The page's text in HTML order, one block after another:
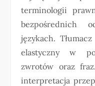
terminologii
bezpośrednich
językach.
elastyczny w
zwrotów oraz
interpretacja